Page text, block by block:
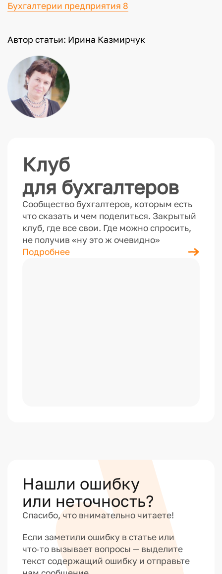
Бухгалтерии предприятия 8
Автор статьи: Ирина Казмирчук
Клуб
для бухгалтеров
Сообщество бухгалтеров, которым есть
что сказать и чем поделиться. Закрытый
клуб, где все свои. Где можно спросить,
не получив «ну это ж очевидно»
Подробнее
Нашли ошибку
или неточность?
Спасибо, что внимательно читаете!
Если заметили ошибку в статье или
что‑то вызывает вопросы — выделите
текст содержащий ошибку и отправьте